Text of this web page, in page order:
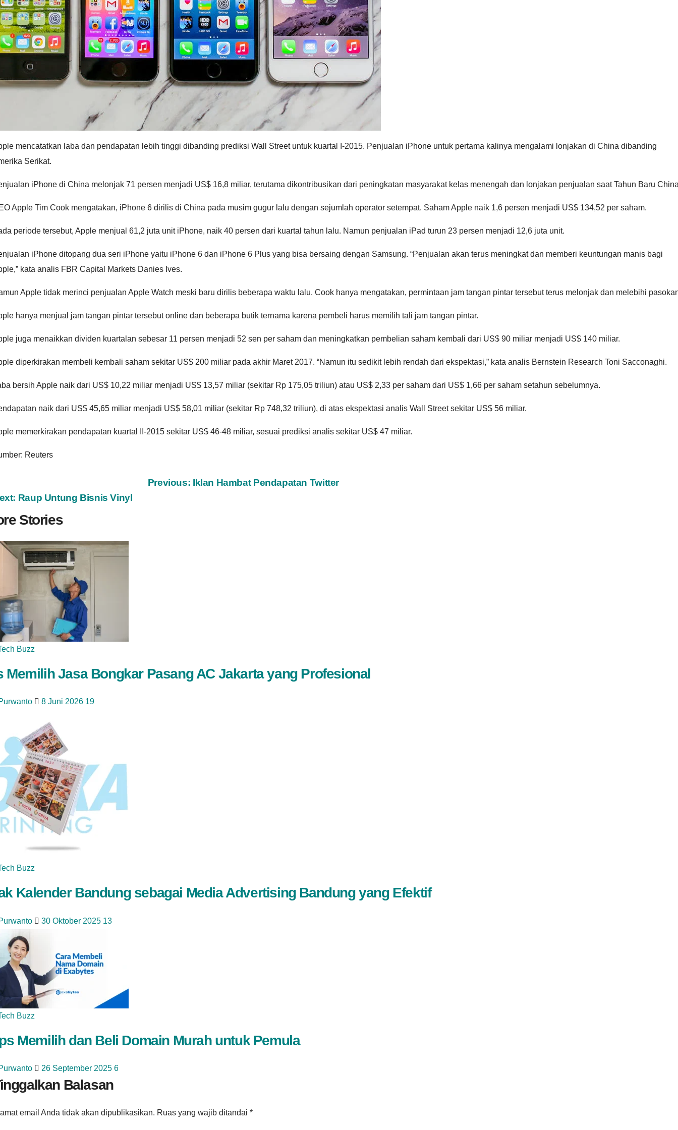
mencatatkan laba dan pendapatan lebih tinggi dibanding prediksi Wall Street untuk kuartal I-2015. Penjualan iPhone untuk pertama kalinya mengalami lonjakan di China dibanding
Serikat.
iPhone di China melonjak 71 persen menjadi US$ 16,8 miliar, terutama dikontribusikan dari peningkatan masyarakat kelas menengah dan lonjakan penjualan saat Tahun Baru
Apple Tim Cook mengatakan, iPhone 6 dirilis di China pada musim gugur lalu dengan sejumlah operator setempat. Saham Apple naik 1,6 persen menjadi US$ 134,52 per saham.
periode tersebut, Apple menjual 61,2 juta unit iPhone, naik 40 persen dari kuartal tahun lalu. Namun penjualan iPad turun 23 persen menjadi 12,6 juta unit.
iPhone ditopang dua seri iPhone yaitu iPhone 6 dan iPhone 6 Plus yang bisa bersaing dengan Samsung. “Penjualan akan terus meningkat dan memberi keuntungan manis bagi
kata analis FBR Capital Markets Danies Ives.
Apple tidak merinci penjualan Apple Watch meski baru dirilis beberapa waktu lalu. Cook hanya mengatakan, permintaan jam tangan pintar tersebut terus melonjak dan melebihi
hanya menjual jam tangan pintar tersebut online dan beberapa butik ternama karena pembeli harus memilih tali jam tangan pintar.
juga menaikkan dividen kuartalan sebesar 11 persen menjadi 52 sen per saham dan meningkatkan pembelian saham kembali dari US$ 90 miliar menjadi US$ 140 miliar.
diperkirakan membeli kembali saham sekitar US$ 200 miliar pada akhir Maret 2017. “Namun itu sedikit lebih rendah dari ekspektasi,” kata analis Bernstein Research Toni Sacconaghi.
bersih Apple naik dari US$ 10,22 miliar menjadi US$ 13,57 miliar (sekitar Rp 175,05 triliun) atau US$ 2,33 per saham dari US$ 1,66 per saham setahun sebelumnya.
naik dari US$ 45,65 miliar menjadi US$ 58,01 miliar (sekitar Rp 748,32 triliun), di atas ekspektasi analis Wall Street sekitar US$ 56 miliar.
memerkirakan pendapatan kuartal II-2015 sekitar US$ 46-48 miliar, sesuai prediksi analis sekitar US$ 47 miliar.
Reuters
Previous: Iklan Hambat Pendapatan Twitter
Raup Untung Bisnis Vinyl
Stories
Buzz
Memilih Jasa Bongkar Pasang AC Jakarta yang Profesional
8 Juni 2026 19
Buzz
Kalender Bandung sebagai Media Advertising Bandung yang Efektif
30 Oktober 2025 13
Buzz
Memilih dan Beli Domain Murah untuk Pemula
26 September 2025 6
Balasan
email Anda tidak akan dipublikasikan. Ruas yang wajib ditandai *